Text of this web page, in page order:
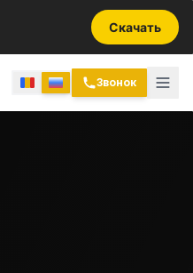
Скачать
Звонок